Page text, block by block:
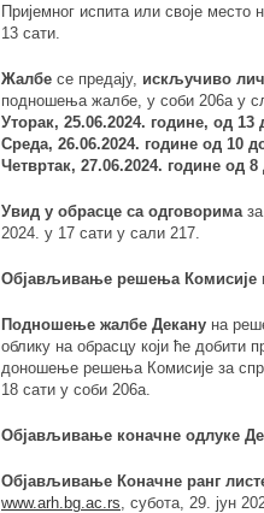
Пријемног испита или своје
13 сати.
Жалбе се предају, искључиво
подношења жалбе, у соби 206а у
Уторак, 25.06.2024. године, од 13
Среда, 26.06.2024. године од 10
Четвртак, 27.06.2024. године од 8
Увид у обрасце са одговорима
2024. у 17 сати у сали 217.
Објављивање решења Комисије
Подношење жалбе Декану на
облику на обрасцу који ће добити
доношење решења Комисије за
18 сати у соби 206a.
Објављивање коначне одлуке
Објављивање Коначне ранг
www.arh.bg.ac.rs , субота, 29. јун